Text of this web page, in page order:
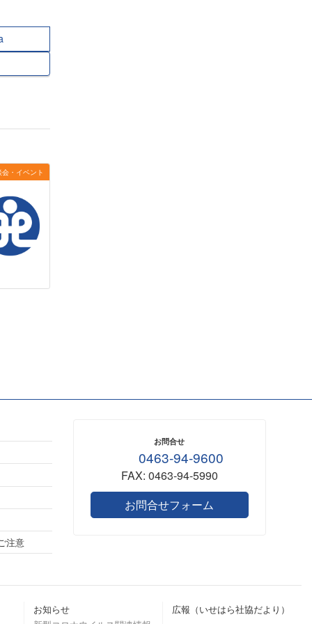
会・イベント
注意
お問合せ
0463-94-9600
FAX: 0463-94-5990
お問合せフォーム
お知らせ
広報（いせはら社協だより）